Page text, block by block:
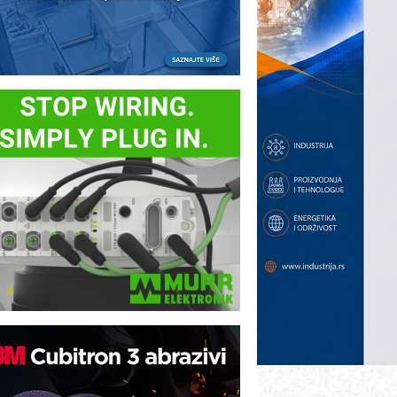
BLUMENAUER - više od 40 godina
u industriji